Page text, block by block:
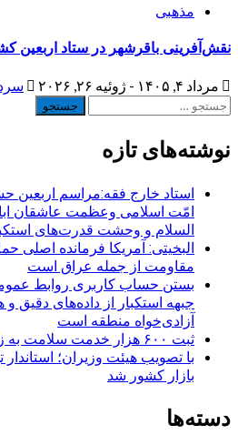
مذهبی
نقش‌آفرینی باقرشهر در ستاد اربعین
مرداد ۴, ۱۴۰۵ - ژوئیه ۲۶, ۲۰۲۶
جستجو
نوشته‌های تازه
استاد خارج فقه:مراسم
امّت اسلامی وعظمت عاشقان
السلام و وحشت قدرت‌های
البخیتی: آمریکا فرمانده اصلی
مقاومت از جمله عراق است
بستن حساب کاربری روابط
جبهه استکبار از داده‌های دقیق
آزادی‌خواه منطقه است
ثبت ۶۰۰ هزار خدمت سلامت به زائران اربعین
با تصویب هیئت وزیران؛
بازار کشور شد
دسته‌ها